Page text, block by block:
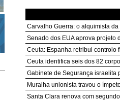
Carvalho Guerra: o alquimista
Senado dos EUA aprova projeto
Ceuta: Espanha retribui controlo
Ceuta identifica seis dos 82
Gabinete de Segurança israelita
Muralha unionista travou o
Santa Clara renova com